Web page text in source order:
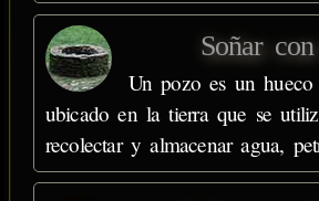
Soñar
Un pozo es un hueco
ubicado en la tierra que se
recolectar y almacenar agua,